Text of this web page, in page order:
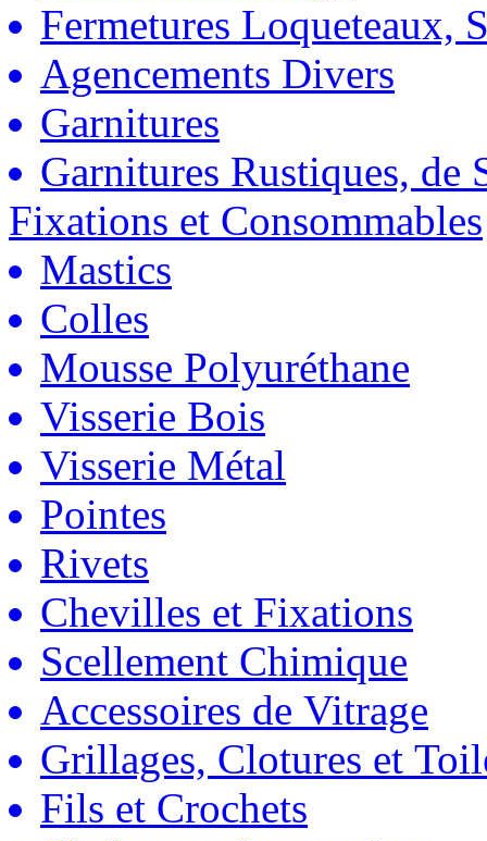
Fermetures Loqueteaux,
Agencements Divers
Garnitures
Garnitures Rustiques, de
Fixations et Consommables
Mastics
Colles
Mousse Polyuréthane
Visserie Bois
Visserie Métal
Pointes
Rivets
Chevilles et Fixations
Scellement Chimique
Accessoires de Vitrage
Grillages, Clotures et
Fils et Crochets